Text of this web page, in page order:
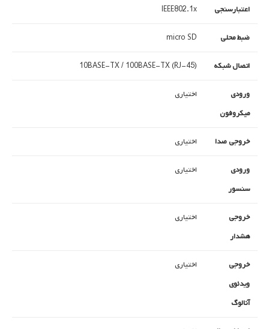
اعتبارسنجی IEEE802.1x
ضبط محلی micro SD
اتصال شبکه 10BASE-TX / 100BASE-TX (RJ-45)
ورودی
میکروفون
اختیاری
خروجی صدا اختیاری
ورودی
سنسور
اختیاری
خروجی
هشدار
اختیاری
خروجی
ویدئوی
آنالوگ
اختیاری